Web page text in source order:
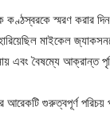
স্মরণ করার দিন,
মাইকেল
এবং বৈষম্যে আক্রান্ত
আরেকটি গুরুত্বপূর্ণ